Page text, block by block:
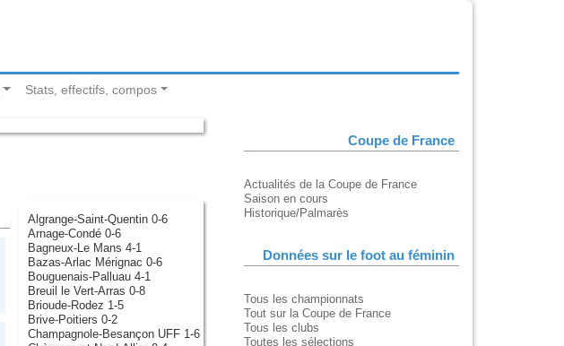
Stats, effectifs, compos
Algrange-Saint-Quentin 0-6
Arnage-Condé 0-6
Bagneux-Le Mans 4-1
Bazas-Arlac Mérignac 0-6
Bouguenais-Palluau 4-1
Breuil le Vert-Arras 0-8
Brioude-Rodez 1-5
Brive-Poitiers 0-2
Champagnole-Besançon UFF 1-6
Coupe de France
Actualités de la Coupe de France
Saison en cours
Historique/Palmarès
Données sur le foot au féminin
Tous les championnats
Tout sur la Coupe de France
Tous les clubs
Toutes les sélections